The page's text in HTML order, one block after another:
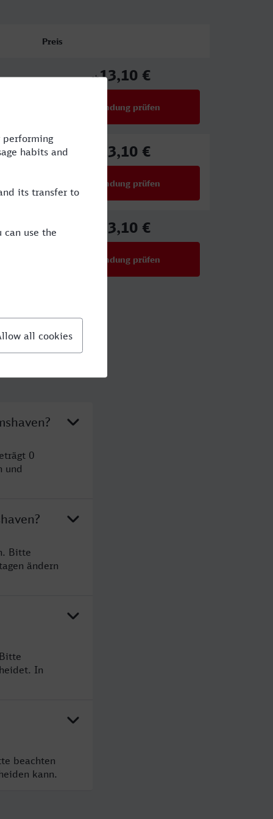
Preis
ab13,10 €
Verbindung prüfen
13,10 €
Verbindung prüfen
13,10 €
Verbindung prüfen
0
und
Bitte
ändern
In
beachten
kann.